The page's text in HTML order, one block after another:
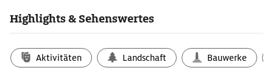
anmutenden Gassen immer wieder auf malerische Eckchen und
(15. Jh.) mit ihrem reich geschmückten gotischen Portal und der
Iglesia del Salvador von 1380, deren Inneres barock
Highlights & Sehenswertes
Aktivitäten Landschaft Bauwerke